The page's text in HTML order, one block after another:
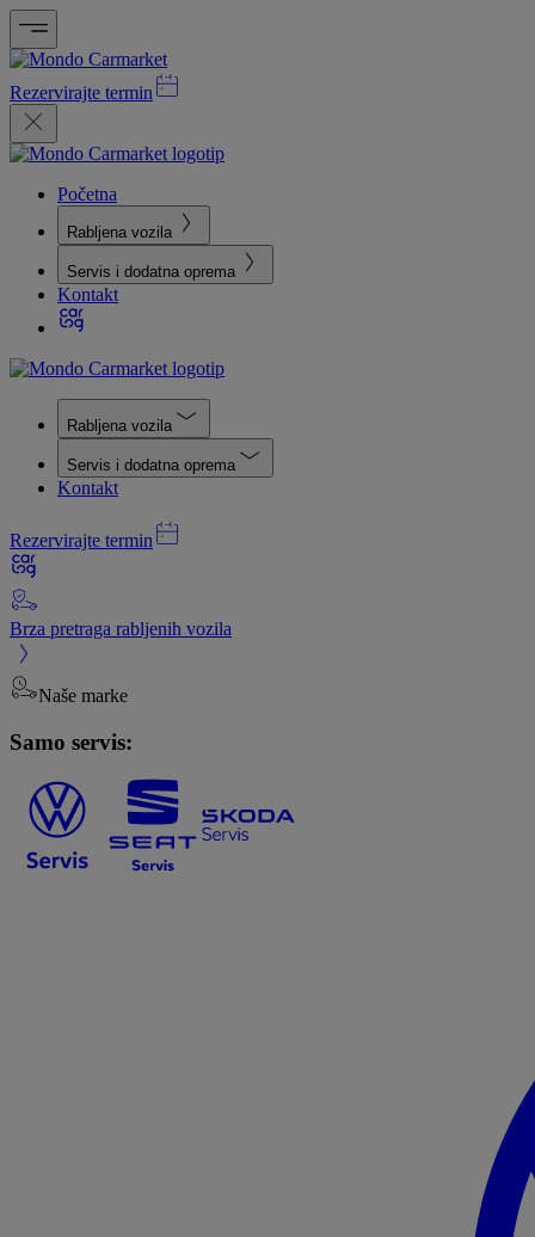
Rezervirajte termin
Početna
Rabljena vozila
Servis i dodatna oprema
Kontakt
Rabljena vozila
Servis i dodatna oprema
Kontakt
Rezervirajte termin
Brza pretraga rabljenih vozila
Naše marke
Samo servis: